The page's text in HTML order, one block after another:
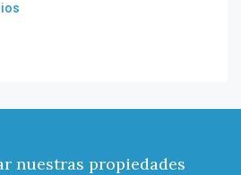
nuestras propiedades